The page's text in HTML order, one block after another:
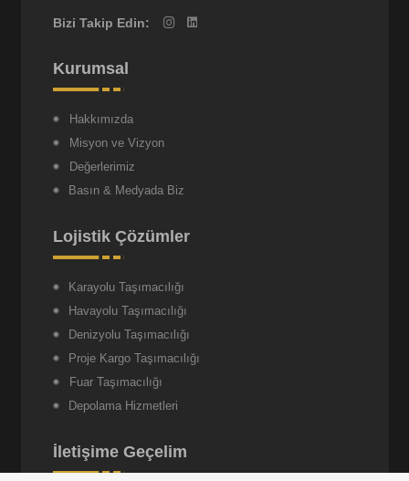
Bizi Takip Edin:
Kurumsal
Hakkımızda
Misyon ve Vizyon
Değerlerimiz
Basın & Medyada Biz
Lojistik Çözümler
Karayolu Taşımacılığı
Havayolu Taşımacılığı
Denizyolu Taşımacılığı
Proje Kargo Taşımacılığı
Fuar Taşımacılığı
Depolama Hizmetleri
İletişime Geçelim